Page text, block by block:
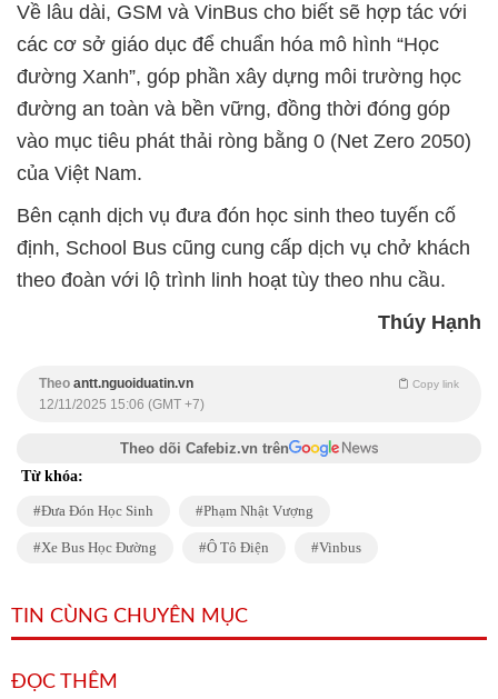
Về lâu dài, GSM và VinBus cho biết sẽ hợp tác với
các cơ sở giáo dục để chuẩn hóa mô hình “Học
đường Xanh”, góp phần xây dựng môi trường học
đường an toàn và bền vững, đồng thời đóng góp
vào mục tiêu phát thải ròng bằng 0 (Net Zero 2050)
của Việt Nam.
Bên cạnh dịch vụ đưa đón học sinh theo tuyến cố
định, School Bus cũng cung cấp dịch vụ chở khách
theo đoàn với lộ trình linh hoạt tùy theo nhu cầu.
Thúy Hạnh
Theo antt.nguoiduatin.vn Copy link
12/11/2025 15:06 (GMT +7)
Theo dõi Cafebiz.vn trên
Từ khóa:
Đưa Đón Học Sinh Phạm Nhật Vượng
Xe Bus Học Đường Ô Tô Điện Vinbus
TIN CÙNG CHUYÊN MỤC
ĐỌC THÊM